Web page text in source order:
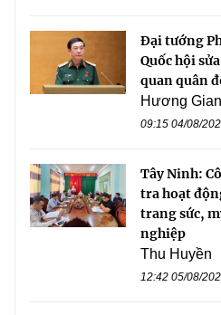
Đại tướng
Quốc hội
quan quân
Hương
09:15 04/08/
Tây Ninh:
tra hoạt
trang sức,
nghiệp
Thu Huyền
12:42 05/08/